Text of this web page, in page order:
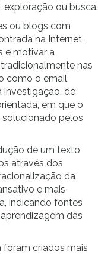
exploração ou busca.
ou blogs com
na Internet,
e motivar a
nas
como o email,
investigação, de
em que o
pelos
de um texto
através dos
da
e mais
indicando fontes
das
foram criados mais